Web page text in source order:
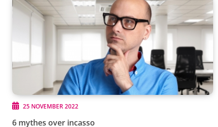
6 mythes over incasso
25 NOVEMBER 2022